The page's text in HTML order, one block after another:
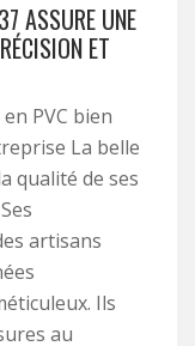
ASSURE UNE
ET
PVC bien
La belle
qualité de ses
artisans
Ils
au